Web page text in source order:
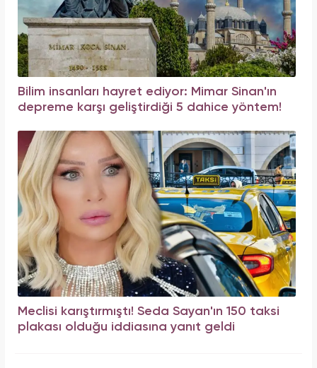
Bilim insanları hayret ediyor: Mimar Sinan'ın
depreme karşı geliştirdiği 5 dahice yöntem!
Meclisi karıştırmıştı! Seda Sayan'ın 150 taksi
plakası olduğu iddiasına yanıt geldi